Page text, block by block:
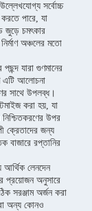
সর্বোচ্চ
পারে, যা
জুড়ে চমৎকার
অঞ্চলের মতো
যারা গুণমানের
এটি আলোচনা
সাথে উপলব্ধ।
করা হয়, যা
উপর
ক্রেতাদের জন্য
বাজারে রপ্তানির
আর্থিক লেনদেন
প্রয়োজন অনুসারে
সরঞ্জাম অর্জন করা
অন্য কোনও